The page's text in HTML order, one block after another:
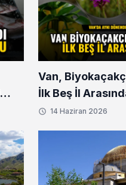
Van,
İlk Beş İl
14 Haziran 2026